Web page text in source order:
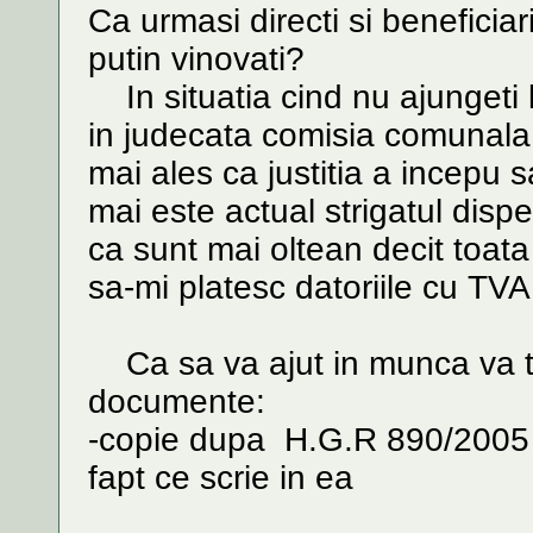
Ca urmasi directi si
putin vinovati?
In situatia cind nu ajungeti
in judecata comisia
mai ales ca justitia a incepu
mai este actual strigatul
ca sunt mai oltean decit
sa-mi platesc datoriile cu
Ca sa va ajut in munca va
documente:
-copie dupa H.G.R 890/
fapt ce scrie in ea